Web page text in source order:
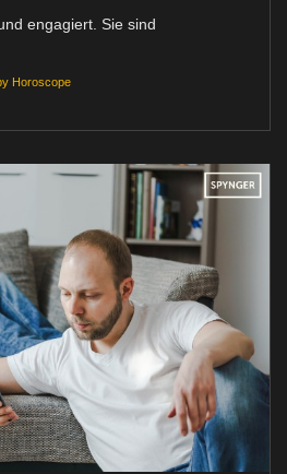
engagiert. Sie sind
Horoscope